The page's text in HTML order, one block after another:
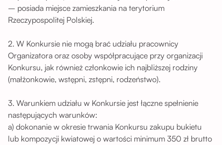
– posiada miejsce zamieszkania na terytorium
Rzeczypospolitej Polskiej.
2. W Konkursie nie mogą brać udziału pracownicy
Organizatora oraz osoby współpracujące przy organizacji
Konkursu, jak również członkowie ich najbliższej rodziny
(małżonkowie, wstępni, zstępni, rodzeństwo).
3. Warunkiem udziału w Konkursie jest łączne spełnienie
następujących warunków:
a) dokonanie w okresie trwania Konkursu zakupu bukietu
lub kompozycji kwiatowej o wartości minimum 350 zł brutto